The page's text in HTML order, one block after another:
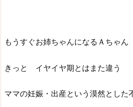
もうすぐお姉ちゃんになるＡちゃん
きっと イヤイヤ期とはまた違う
ママの妊娠・出産という漠然とした